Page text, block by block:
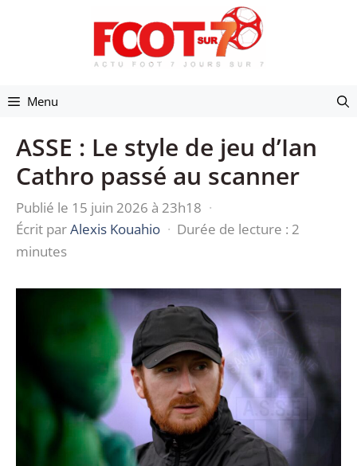
Menu
ASSE : Le style de jeu d’Ian
Cathro passé au scanner
Publié le 15 juin 2026 à 23h18 ·
Écrit parAlexis Kouahio · Durée de lecture : 2
minutes